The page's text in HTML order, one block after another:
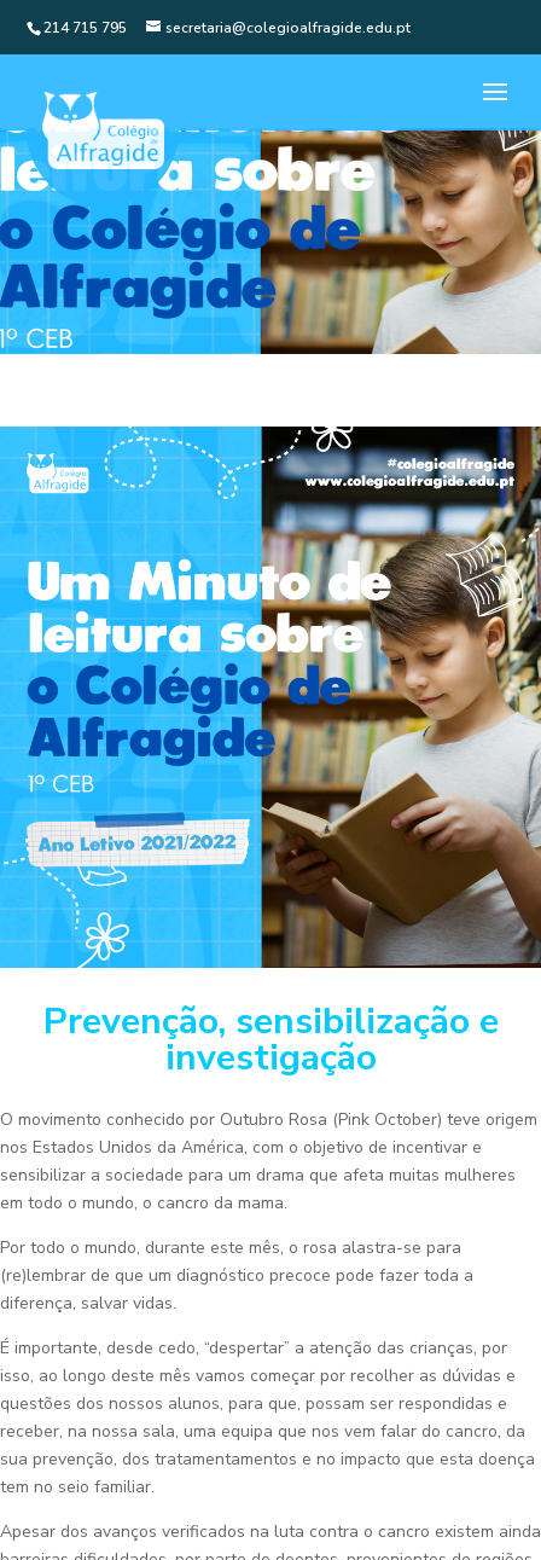
214 715 795 secretaria@colegioalfragide.edu.pt
Prevenção, sensibilização e
investigação
O movimento conhecido por Outubro Rosa (Pink October) teve origem
nos Estados Unidos da América, com o objetivo de incentivar e
sensibilizar a sociedade para um drama que afeta muitas mulheres
em todo o mundo, o cancro da mama.
Por todo o mundo, durante este mês, o rosa alastra-se para
(re)lembrar de que um diagnóstico precoce pode fazer toda a
diferença, salvar vidas.
É importante, desde cedo, “despertar” a atenção das crianças, por
isso, ao longo deste mês vamos começar por recolher as dúvidas e
questões dos nossos alunos, para que, possam ser respondidas e
receber, na nossa sala, uma equipa que nos vem falar do cancro, da
sua prevenção, dos tratamentamentos e no impacto que esta doença
tem no seio familiar.
Apesar dos avanços verificados na luta contra o cancro existem ainda